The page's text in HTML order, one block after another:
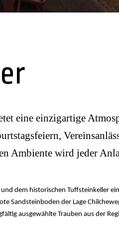
eine einzigartige
Ambiente wird jeder
dem historischen Tuffsteinkeller
Sandsteinboden der Lage
ausgewählte Trauben aus der